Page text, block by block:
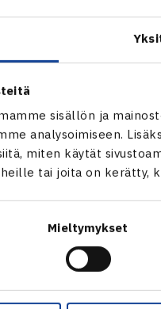
sisällön ja
analysoimiseen.
miten käytät
tai joita on kerätty,
Mieltymykset
ITF-turnaus
Sanya, Kiina
Ishizu Japani (8.) –
ITF-turnaus